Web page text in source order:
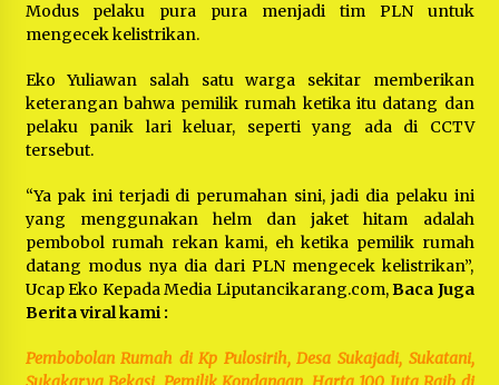
Modus pelaku pura pura menjadi tim PLN untuk
mengecek kelistrikan.
Eko Yuliawan salah satu warga sekitar memberikan
keterangan bahwa pemilik rumah ketika itu datang dan
pelaku panik lari keluar, seperti yang ada di CCTV
tersebut.
“Ya pak ini terjadi di perumahan sini, jadi dia pelaku ini
yang menggunakan helm dan jaket hitam adalah
pembobol rumah rekan kami, eh ketika pemilik rumah
datang modus nya dia dari PLN mengecek kelistrikan”,
Ucap Eko Kepada Media Liputancikarang.com,Baca Juga
Berita viral kami :
Pembobolan Rumah di Kp Pulosirih, Desa Sukajadi, Sukatani,